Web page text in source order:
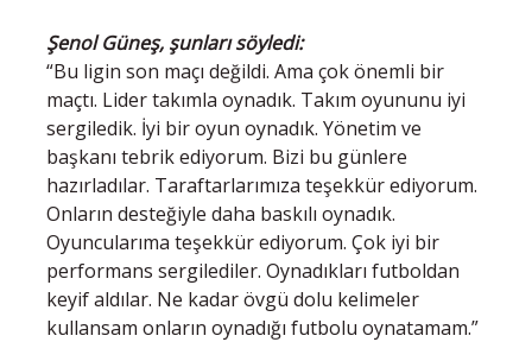
Şenol Güneş, şunları söyledi:
“Bu ligin son maçı değildi. Ama çok önemli bir
maçtı. Lider takımla oynadık. Takım oyununu iyi
sergiledik. İyi bir oyun oynadık. Yönetim ve
başkanı tebrik ediyorum. Bizi bu günlere
hazırladılar. Taraftarlarımıza teşekkür ediyorum.
Onların desteğiyle daha baskılı oynadık.
Oyuncularıma teşekkür ediyorum. Çok iyi bir
performans sergilediler. Oynadıkları futboldan
keyif aldılar. Ne kadar övgü dolu kelimeler
kullansam onların oynadığı futbolu oynatamam.”